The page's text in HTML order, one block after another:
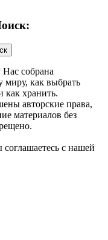
собрана
миру, как выбрать
как хранить.
авторские права,
материалов без
соглашаетесь с нашей